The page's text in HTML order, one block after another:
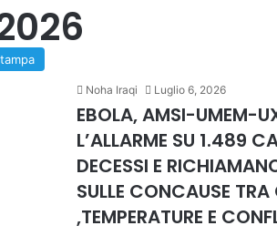
Noha Iraqi Luglio 6, 2026
EBOLA, AMSI-UMEM-
L’ALLARME SU 1.489
DECESSI E
SULLE CONCAUSE
,TEMPERATURE E